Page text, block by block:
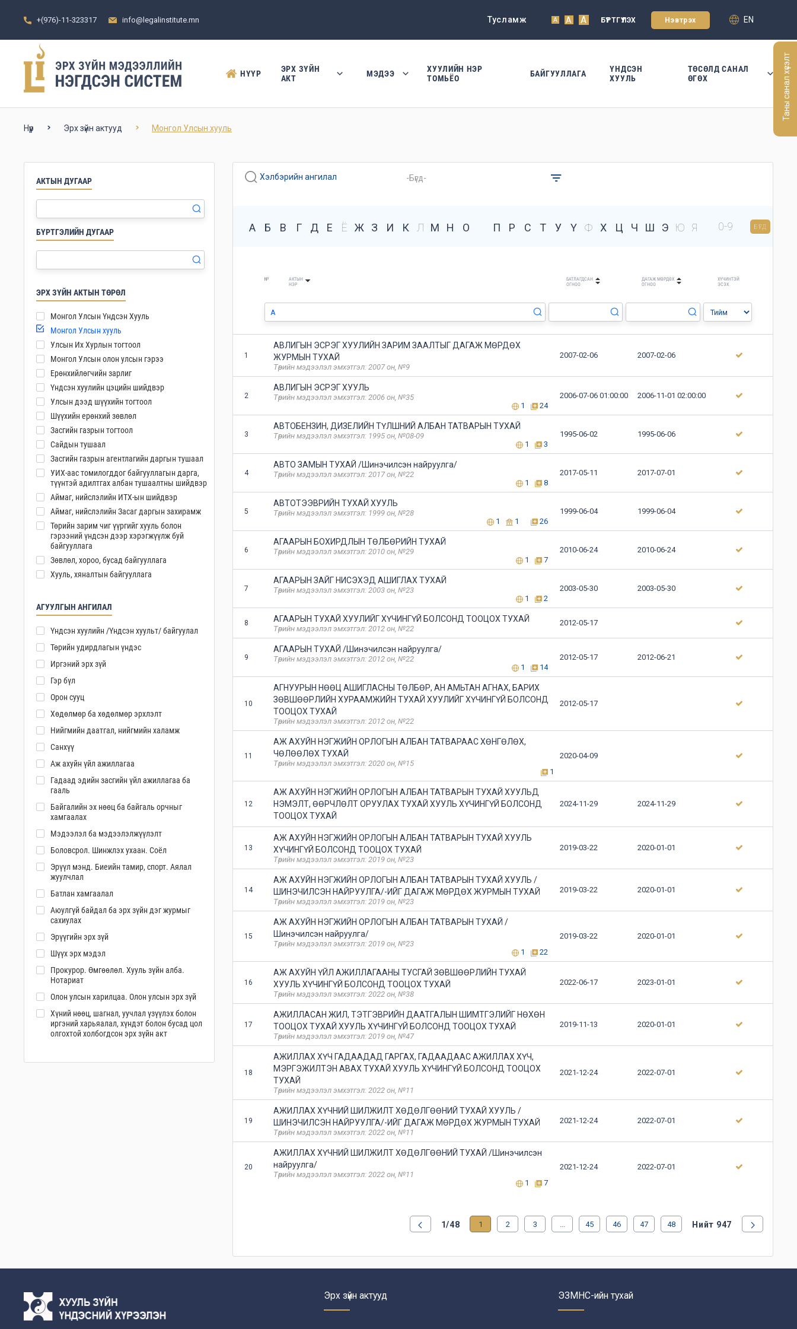
+(976)-11-323317 info@legalinstitute.mn Тусламж A A A БҮРТГҮҮЛЭХ Нэвтрэх EN
НҮҮР
ЭРХ ЗҮЙН
АКТ
МЭДЭЭ
ХУУЛИЙН НЭР
ТОМЬЁО
БАЙГУУЛЛАГА
ҮНДСЭН
ХУУЛЬ
ТӨСӨЛД САНАЛ
ӨГӨХ
Нүүр Эрх зүйн актууд Монгол Улсын хууль
АКТЫН ДУГААР
БҮРТГЭЛИЙН ДУГААР
ЭРХ ЗҮЙН АКТЫН ТӨРӨЛ
Монгол Улсын Үндсэн Хууль
Монгол Улсын хууль
Улсын Их Хурлын тогтоол
Монгол Улсын олон улсын гэрээ
Ерөнхийлөгчийн зарлиг
Үндсэн хуулийн цэцийн шийдвэр
Улсын дээд шүүхийн тогтоол
Шүүхийн ерөнхий зөвлөл
Засгийн газрын тогтоол
Сайдын тушаал
Засгийн газрын агентлагийн даргын тушаал
УИХ-аас томилогддог байгууллагын дарга,
түүнтэй адилтгах албан тушаалтны шийдвэр
Аймаг, нийслэлийн ИТХ-ын шийдвэр
Аймаг, нийслэлийн Засаг даргын захирамж
Төрийн зарим чиг үүргийг хууль болон
гэрээний үндсэн дээр хэрэгжүүлж буй
байгууллага
Зөвлөл, хороо, бусад байгууллага
Хууль, хяналтын байгууллага
АГУУЛГЫН АНГИЛАЛ
Үндсэн хуулийн /Үндсэн хуульт/ байгуулал
Төрийн удирдлагын үндэс
Иргэний эрх зүй
Гэр бүл
Орон сууц
Хөдөлмөр ба хөдөлмөр эрхлэлт
Нийгмийн даатгал, нийгмийн халамж
Санхүү
Аж ахуйн үйл ажиллагаа
Гадаад эдийн засгийн үйл ажиллагаа ба
гааль
Байгалийн эх нөөц ба байгаль орчныг
хамгаалах
Мэдээлэл ба мэдээлэлжүүлэлт
Боловсрол. Шинжлэх ухаан. Соёл
Эрүүл мэнд. Биеийн тамир, спорт. Аялал
жуулчлал
Батлан хамгаалал
Аюулгүй байдал ба эрх зүйн дэг журмыг
сахиулах
Эрүүгийн эрх зүй
Шүүх эрх мэдэл
Прокурор. Өмгөөлөл. Хууль зүйн алба.
Нотариат
Олон улсын харилцаа. Олон улсын эрх зүй
Хүний нөөц, шагнал, уучлал үзүүлэх болон
иргэний харьяалал, хүндэт болон бусад цол
олгохтой холбогдсон эрх зүйн акт
Хэлбэрийн ангилал
А Б В Г Д Е Ё Ж З И К Л М Н О П Р С Т У Ү Ф Х Ц Ч Ш Э Ю Я 0-9 БҮГД
№
АКТЫН
НЭР
БАТЛАГДСАН
ОГНОО
ДАГАЖ МӨРДӨХ
ОГНОО
ХҮЧИНТЭЙ
ЭСЭХ
1
АВЛИГЫН ЭСРЭГ ХУУЛИЙН ЗАРИМ ЗААЛТЫГ ДАГАЖ МӨРДӨХ
ЖУРМЫН ТУХАЙ
Төрийн мэдээлэл эмхэтгэл: 2007 он, №9
2007-02-06 2007-02-06
2
АВЛИГЫН ЭСРЭГ ХУУЛЬ
Төрийн мэдээлэл эмхэтгэл: 2006 он, №35
24
1
2006-07-06 01:00:00 2006-11-01 02:00:00
3
АВТОБЕНЗИН, ДИЗЕЛИЙН ТҮЛШНИЙ АЛБАН ТАТВАРЫН ТУХАЙ
Төрийн мэдээлэл эмхэтгэл: 1995 он, №08-09
3
1
1995-06-02 1995-06-06
4
АВТО ЗАМЫН ТУХАЙ /Шинэчилсэн найруулга/
Төрийн мэдээлэл эмхэтгэл: 2017 он, №22
8
1
2017-05-11 2017-07-01
5
АВТОТЭЭВРИЙН ТУХАЙ ХУУЛЬ
Төрийн мэдээлэл эмхэтгэл: 1999 он, №28
26
1
1
1999-06-04 1999-06-04
6
АГААРЫН БОХИРДЛЫН ТӨЛБӨРИЙН ТУХАЙ
Төрийн мэдээлэл эмхэтгэл: 2010 он, №29
7
1
2010-06-24 2010-06-24
7
АГААРЫН ЗАЙГ НИСЭХЭД АШИГЛАХ ТУХАЙ
Төрийн мэдээлэл эмхэтгэл: 2003 он, №23
2
1
2003-05-30 2003-05-30
8 АГААРЫН ТУХАЙ ХУУЛИЙГ ХҮЧИНГҮЙ БОЛСОНД ТООЦОХ ТУХАЙ
Төрийн мэдээлэл эмхэтгэл: 2012 он, №22
2012-05-17
9
АГААРЫН ТУХАЙ /Шинэчилсэн найруулга/
Төрийн мэдээлэл эмхэтгэл: 2012 он, №22
14
1
2012-05-17 2012-06-21
10
АГНУУРЫН НӨӨЦ АШИГЛАСНЫ ТӨЛБӨР, АН АМЬТАН АГНАХ, БАРИХ
ЗӨВШӨӨРЛИЙН ХУРААМЖИЙН ТУХАЙ ХУУЛИЙГ ХҮЧИНГҮЙ БОЛСОНД
ТООЦОХ ТУХАЙ
Төрийн мэдээлэл эмхэтгэл: 2012 он, №22
2012-05-17
11
АЖ АХУЙН НЭГЖИЙН ОРЛОГЫН АЛБАН ТАТВАРААС ХӨНГӨЛӨХ,
ЧӨЛӨӨЛӨХ ТУХАЙ
Төрийн мэдээлэл эмхэтгэл: 2020 он, №15
1
2020-04-09
12
АЖ АХУЙН НЭГЖИЙН ОРЛОГЫН АЛБАН ТАТВАРЫН ТУХАЙ ХУУЛЬД
НЭМЭЛТ, ӨӨРЧЛӨЛТ ОРУУЛАХ ТУХАЙ ХУУЛЬ ХҮЧИНГҮЙ БОЛСОНД
ТООЦОХ ТУХАЙ
2024-11-29 2024-11-29
13
АЖ АХУЙН НЭГЖИЙН ОРЛОГЫН АЛБАН ТАТВАРЫН ТУХАЙ ХУУЛЬ
ХҮЧИНГҮЙ БОЛСОНД ТООЦОХ ТУХАЙ
Төрийн мэдээлэл эмхэтгэл: 2019 он, №23
2019-03-22 2020-01-01
14
АЖ АХУЙН НЭГЖИЙН ОРЛОГЫН АЛБАН ТАТВАРЫН ТУХАЙ ХУУЛЬ /
ШИНЭЧИЛСЭН НАЙРУУЛГА/-ИЙГ ДАГАЖ МӨРДӨХ ЖУРМЫН ТУХАЙ
Төрийн мэдээлэл эмхэтгэл: 2019 он, №23
2019-03-22 2020-01-01
15
АЖ АХУЙН НЭГЖИЙН ОРЛОГЫН АЛБАН ТАТВАРЫН ТУХАЙ /
Шинэчилсэн найруулга/
Төрийн мэдээлэл эмхэтгэл: 2019 он, №23
22
1
2019-03-22 2020-01-01
16
АЖ АХУЙН ҮЙЛ АЖИЛЛАГААНЫ ТУСГАЙ ЗӨВШӨӨРЛИЙН ТУХАЙ
ХУУЛЬ ХҮЧИНГҮЙ БОЛСОНД ТООЦОХ ТУХАЙ
Төрийн мэдээлэл эмхэтгэл: 2022 он, №38
2022-06-17 2023-01-01
17
АЖИЛЛАСАН ЖИЛ, ТЭТГЭВРИЙН ДААТГАЛЫН ШИМТГЭЛИЙГ НӨХӨН
ТООЦОХ ТУХАЙ ХУУЛЬ ХҮЧИНГҮЙ БОЛСОНД ТООЦОХ ТУХАЙ
Төрийн мэдээлэл эмхэтгэл: 2019 он, №47
2019-11-13 2020-01-01
18
АЖИЛЛАХ ХҮЧ ГАДААДАД ГАРГАХ, ГАДААДААС АЖИЛЛАХ ХҮЧ,
МЭРГЭЖИЛТЭН АВАХ ТУХАЙ ХУУЛЬ ХҮЧИНГҮЙ БОЛСОНД ТООЦОХ
ТУХАЙ
Төрийн мэдээлэл эмхэтгэл: 2022 он, №11
2021-12-24 2022-07-01
19
АЖИЛЛАХ ХҮЧНИЙ ШИЛЖИЛТ ХӨДӨЛГӨӨНИЙ ТУХАЙ ХУУЛЬ /
ШИНЭЧИЛСЭН НАЙРУУЛГА/-ИЙГ ДАГАЖ МӨРДӨХ ЖУРМЫН ТУХАЙ
Төрийн мэдээлэл эмхэтгэл: 2022 он, №11
2021-12-24 2022-07-01
20
АЖИЛЛАХ ХҮЧНИЙ ШИЛЖИЛТ ХӨДӨЛГӨӨНИЙ ТУХАЙ /Шинэчилсэн
найруулга/
Төрийн мэдээлэл эмхэтгэл: 2022 он, №11
7
1
2021-12-24 2022-07-01
1/48 1 2 3 ... 45 46 47 48 Нийт 947
Эрх зүйн актууд ЭЗМНС-ийн тухай
Таны санал хүсэлт